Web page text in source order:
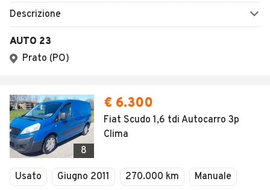
Descrizione
AUTO 23
Prato (PO)
8
€ 6.300
Fiat Scudo 1,6 tdi Autocarro 3p
Clima
Usato Giugno 2011 270.000 km Manuale